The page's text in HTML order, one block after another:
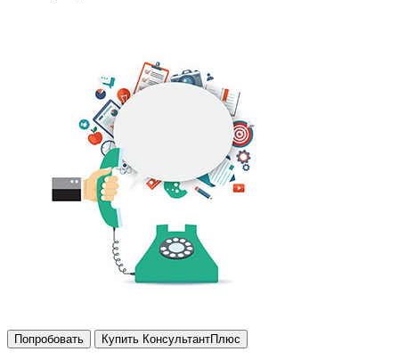
Попробовать Купить КонсультантПлюс